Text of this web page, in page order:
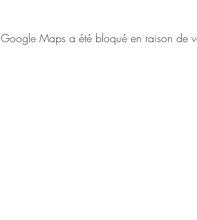
Google Maps a été bloqué en raison de